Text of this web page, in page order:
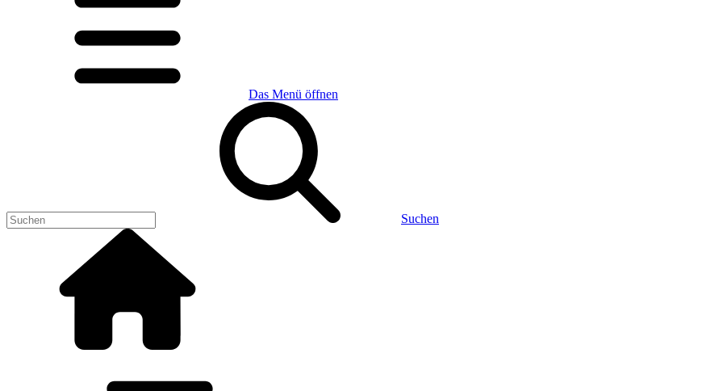
Das Menü öffnen
Suchen